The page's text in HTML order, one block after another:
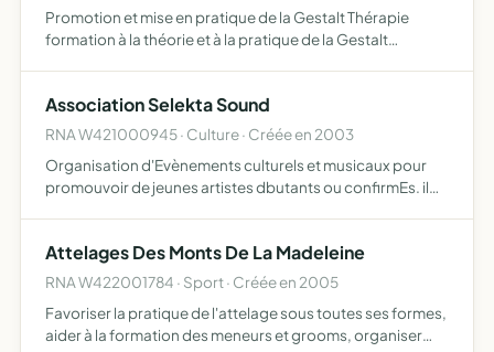
Promotion et mise en pratique de la Gestalt Thérapie
formation à la théorie et à la pratique de la Gestalt
Association Selekta Sound
RNA W421000945 · Culture · Créée en 2003
Organisation d'Evènements culturels et musicaux pour
promouvoir de jeunes artistes dbutants ou confirmEs. il
l'enregistrement…
Attelages Des Monts De La Madeleine
RNA W422001784 · Sport · Créée en 2005
Favoriser la pratique de l'attelage sous toutes ses formes,
aider à la formation des meneurs et grooms, organiser